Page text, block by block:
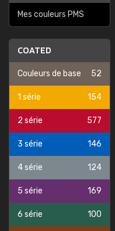
Mes couleurs PMS
COATED
Couleurs de base 52
1 série 154
2 série 577
3 série 146
4 série 124
5 série 169
6 série 100